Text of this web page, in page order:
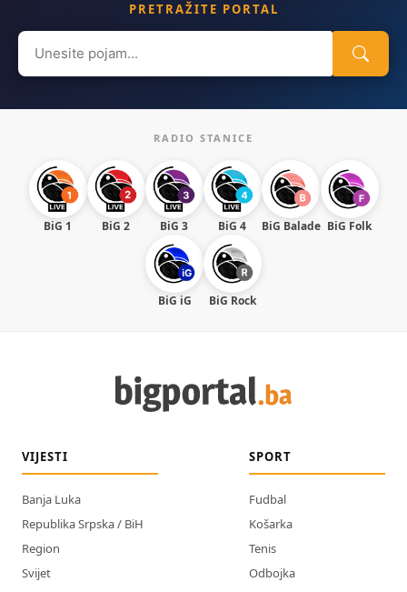
PRETRAŽITE PORTAL
Search
for:
RADIO STANICE
BiG 1 BiG 2 BiG 3 BiG 4 BiG Balade BiG Folk
BiG iG BiG Rock
VIJESTI
Banja Luka
Republika Srpska / BiH
Region
Svijet
SPORT
Fudbal
Košarka
Tenis
Odbojka